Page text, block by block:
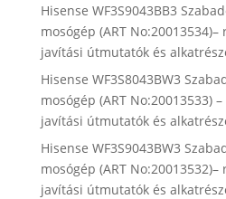
Hisense WF3S9043BB3
mosógép (ART
javítási útmutatók és
Hisense WF3S8043BW3
mosógép (ART No:20013533)
javítási útmutatók és
Hisense WF3S9043BW3
mosógép (ART
javítási útmutatók és